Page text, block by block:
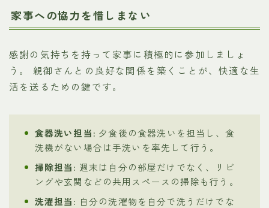
家事への協力を惜しまない
感謝の気持ちを持って家事に積極的に参加しましょ
う。 親御さんとの良好な関係を築くことが、快適な生
活を送るための鍵です。
食器洗い担当: 夕食後の食器洗いを担当し、食
洗機がない場合は手洗いを率先して行う。
掃除担当: 週末は自分の部屋だけでなく、リビ
ングや玄関などの共用スペースの掃除も行う。
洗濯担当: 自分の洗濯物を自分で洗うだけでな